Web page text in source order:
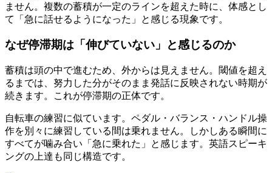
ません。複数の蓄積が一定のラインを超えた時に、体感とし
て「急に話せるようになった」と感じる現象です。
なぜ停滞期は「伸びていない」と感じるのか
蓄積は頭の中で進むため、外からは見えません。閾値を超え
るまでは、努力した分がそのまま発話に反映されない時期が
続きます。これが停滞期の正体です。
自転車の練習に似ています。ペダル・バランス・ハンドル操
作を別々に練習している間は乗れません。しかしある瞬間に
すべてが噛み合い「急に乗れた」と感じます。英語スピーキ
ングの上達も同じ構造です。